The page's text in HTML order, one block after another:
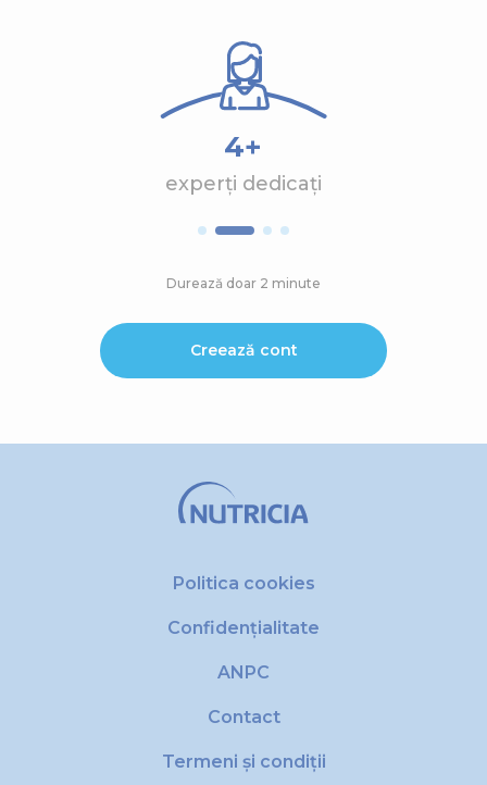
4+
experți dedicați
Durează doar 2 minute
Creează cont
Politica cookies
Confidențialitate
ANPC
Contact
Termeni și condiții